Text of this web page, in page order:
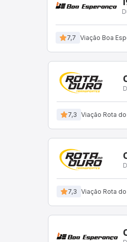
7,7 Viação Boa
7,3 Viação Rota
7,3 Viação Rota